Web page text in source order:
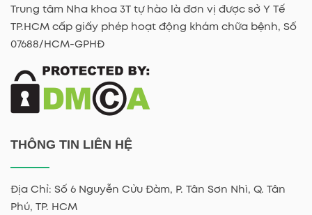
Trung tâm Nha khoa 3T tự hào là đơn vị được sở Y Tế
TP.HCM cấp giấy phép hoạt động khám chữa bệnh, Số
07688/HCM-GPHĐ
THÔNG TIN LIÊN HỆ
Địa Chỉ: Số 6 Nguyễn Cửu Đàm, P. Tân Sơn Nhì, Q. Tân
Phú, TP. HCM